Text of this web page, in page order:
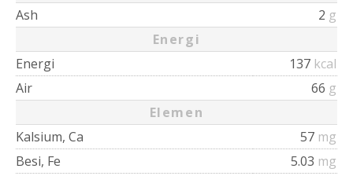
Ash
2 g
Energi
Energi
137 kcal
Air
66 g
Elemen
Kalsium, Ca
57 mg
Besi, Fe
5.03 mg